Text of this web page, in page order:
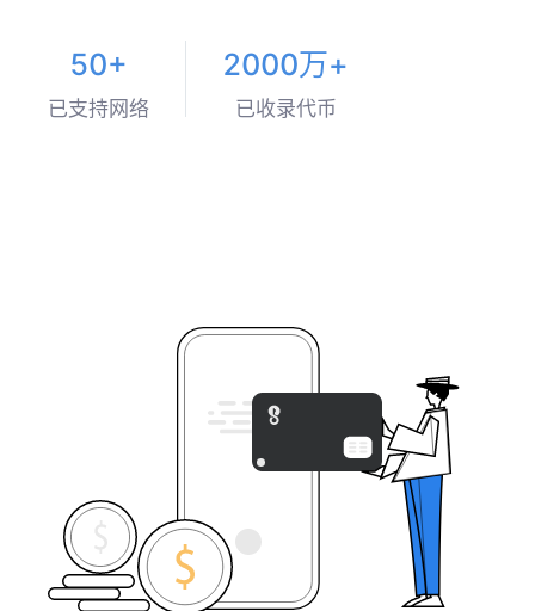
50+
已支持网络
2000万+
已收录代币